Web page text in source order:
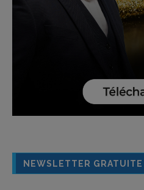
NEWSLETTER GRATUITE